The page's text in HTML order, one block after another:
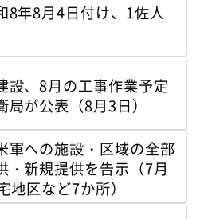
年8月4日付け、1佐人
設、8月の工事作業予定
が公表（8月3日）
軍への施設・区域の全部
・新規提供を告示（7月
地区など7か所）